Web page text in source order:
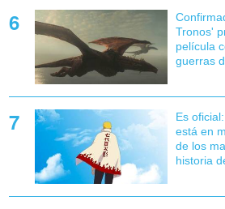
Tronos'
película
guerras
Es
está en
de los
historia